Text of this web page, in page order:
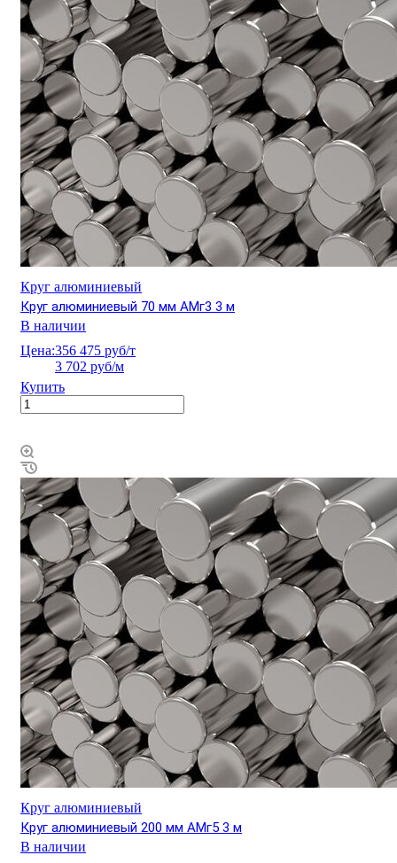
Круг алюминиевый
Круг алюминиевый 70 мм АМг3 3 м
В наличии
Цена:356 475 руб/т
3 702 руб/м
Купить
Круг алюминиевый
Круг алюминиевый 200 мм АМг5 3 м
В наличии